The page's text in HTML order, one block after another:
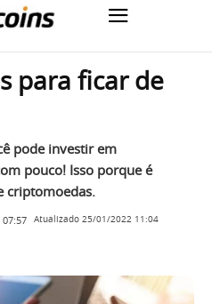
para ficar de
pode investir em
pouco! Isso porque é
criptomoedas.
Atualizado 25/01/2022 11:04